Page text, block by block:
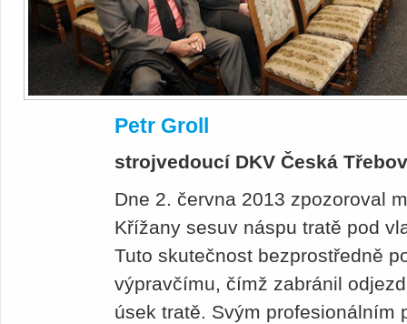
Petr Groll
strojvedoucí DKV Česká
Dne 2. června 2013 zpozoroval
Křížany sesuv náspu tratě pod
Tuto skutečnost bezprostředně
výpravčímu, čímž zabránil
úsek tratě. Svým profesionálním